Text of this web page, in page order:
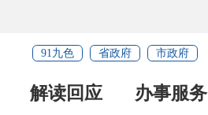
91九色 省政府 市政府
解读回应 办事服务